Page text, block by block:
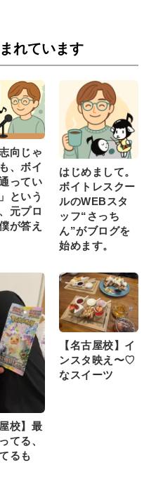
れています
向じゃ
、ボイ
ってい
という
元プロ
が答え
はじめまして。
ボイトレスクー
ルのWEBスタ
ッフ“さっち
ん”がブログを
始めます。
校】最
てる、
るも
【名古屋校】イ
ンスタ映え〜♡
なスイーツ